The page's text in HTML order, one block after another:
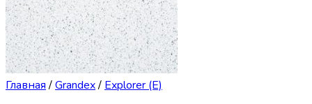
Главная /Grandex/ Explorer (E)